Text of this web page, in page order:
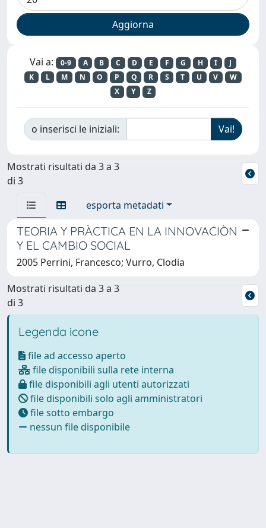
Vai a: 0-9 A B C D E F G H I
J
K
L M N O P Q R S T U V
W
X
Y Z
o inserisci le iniziali:
Mostrati risultati da 3 a 3
di 3
esporta metadati
TEORIA Y PRÀCTICA EN LA INNOVACIÒN
Y EL CAMBIO SOCIAL
2005 Perrini, Francesco; Vurro, Clodia
Mostrati risultati da 3 a 3
di 3
Legenda icone
file ad accesso aperto
file disponibili sulla rete interna
file disponibili agli utenti autorizzati
file disponibili solo agli amministratori
file sotto embargo
nessun file disponibile